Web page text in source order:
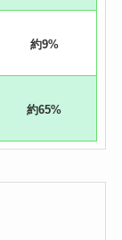
約9%
約65%